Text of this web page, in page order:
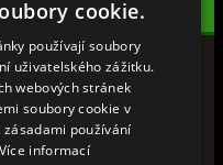
cookie.
používají soubory
uživatelského zážitku.
webových stránek
soubory cookie v
používání
Více informací